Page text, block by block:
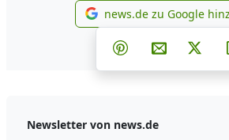
news.de zu Google
Teilen aufTeilen
Teilen aufPer E-Mail
Newsletter von news.de